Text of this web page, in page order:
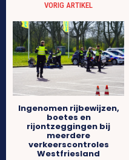
VORIG ARTIKEL
Ingenomen rijbewijzen,
boetes en
rijontzeggingen bij
meerdere
verkeerscontroles
Westfriesland